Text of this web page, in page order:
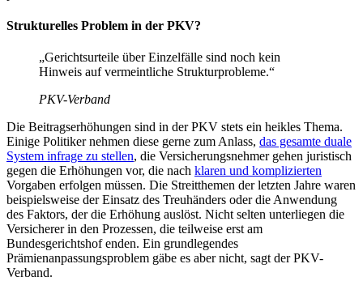
Strukturelles Problem in der PKV?
„Gerichtsurteile über Einzelfälle sind noch kein
Hinweis auf vermeintliche Strukturprobleme.“
PKV-Verband
Die Beitragserhöhungen sind in der PKV stets ein heikles Thema.
Einige Politiker nehmen diese gerne zum Anlass, das gesamte duale
System infrage zu stellen, die Versicherungsnehmer gehen juristisch
gegen die Erhöhungen vor, die nach klaren und komplizierten
Vorgaben erfolgen müssen. Die Streitthemen der letzten Jahre waren
beispielsweise der Einsatz des Treuhänders oder die Anwendung
des Faktors, der die Erhöhung auslöst. Nicht selten unterliegen die
Versicherer in den Prozessen, die teilweise erst am
Bundesgerichtshof enden. Ein grundlegendes
Prämienanpassungsproblem gäbe es aber nicht, sagt der PKV-
Verband.